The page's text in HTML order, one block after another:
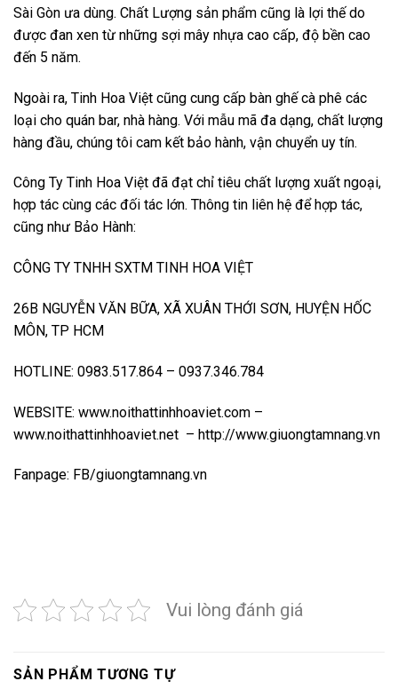
Sài Gòn ưa dùng. Chất Lượng sản phẩm cũng là lợi thế do
được đan xen từ những sợi mây nhựa cao cấp, độ bền cao
đến 5 năm.
Ngoài ra, Tinh Hoa Việt cũng cung cấp bàn ghế cà phê các
loại cho quán bar, nhà hàng. Với mẫu mã đa dạng, chất lượng
hàng đầu, chúng tôi cam kết bảo hành, vận chuyển uy tín.
Công Ty Tinh Hoa Việt đã đạt chỉ tiêu chất lượng xuất ngoại,
hợp tác cùng các đối tác lớn. Thông tin liên hệ để hợp tác,
cũng như Bảo Hành:
CÔNG TY TNHH SXTM TINH HOA VIỆT
26B NGUYỄN VĂN BỮA, XÃ XUÂN THỚI SƠN, HUYỆN HỐC
MÔN, TP HCM
HOTLINE: 0983.517.864 – 0937.346.784
WEBSITE: www.noithattinhhoaviet.com –
www.noithattinhhoaviet.net – http://www.giuongtamnang.vn
Fanpage: FB/giuongtamnang.vn
Vui lòng đánh giá
SẢN PHẨM TƯƠNG TỰ